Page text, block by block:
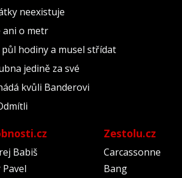
neexistuje
ani o metr
hodiny a musel střídat
jedině za své
kvůli Banderovi
Babiš
Zestolu.cz
Carcassonne
Bang